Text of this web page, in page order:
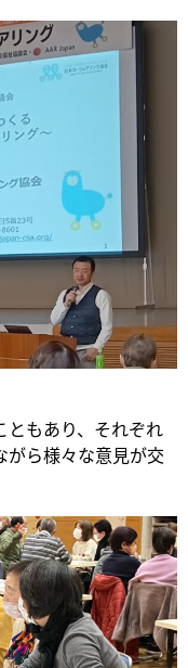
ともあり、それぞれ
がら様々な意見が交